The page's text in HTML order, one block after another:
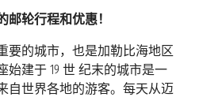
轮行程和优惠！
要的城市，也是加勒比海地区
始建于 19 世 纪末的城市是一
自世界各地的游客。每天从迈